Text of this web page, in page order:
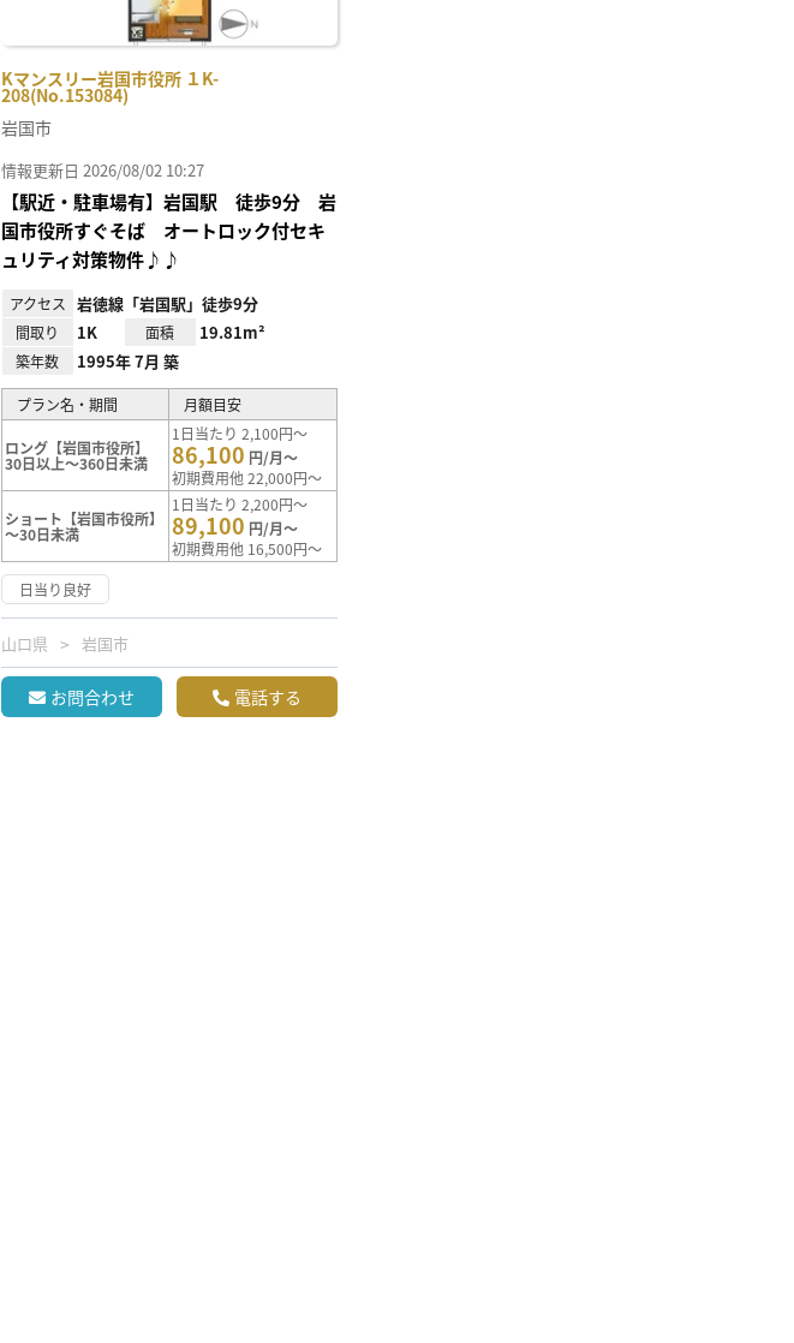
Kマンスリー岩国市役所 １K-
208(No.153084)
岩国市
情報更新日 2026/08/02 10:27
【駅近・駐車場有】岩国駅 徒歩9分 岩
国市役所すぐそば オートロック付セキ
ュリティ対策物件♪♪
アクセス 岩徳線「岩国駅」徒歩9分
間取り 1K 面積 19.81m²
築年数 1995年 7月 築
プラン名・期間 月額目安
ロング【岩国市役所】
30日以上～360日未満
1日当たり 2,100円～
86,100 円/月～
初期費用他 22,000円～
ショート【岩国市役所】
～30日未満
1日当たり 2,200円～
89,100 円/月～
初期費用他 16,500円～
日当り良好
山口県 岩国市
お問合わせ 電話する